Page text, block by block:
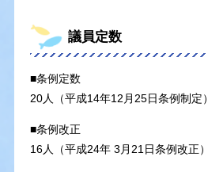
議員定数
■条例定数
20人（平成14年12月25日条例制定）
■条例改正
16人（平成24年 3月21日条例改正）